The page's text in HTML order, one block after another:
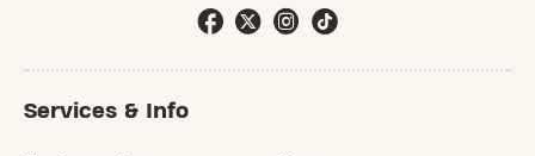
Services & Info